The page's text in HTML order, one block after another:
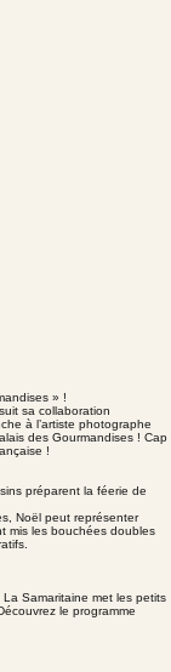
» !
sa collaboration
à l’artiste photographe
des Gourmandises ! Cap
!
préparent la féerie de
Noël peut représenter
mis les bouchées doubles
Samaritaine met les petits
le programme